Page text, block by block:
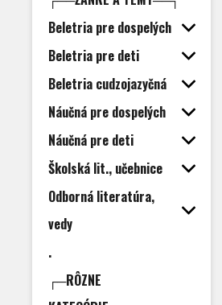
Beletria pre dospelých
Beletria pre deti
Beletria cudzojazyčná
Náučná pre dospelých
Náučná pre deti
Školská lit., učebnice
Odborná literatúra,
vedy
.
┌─RÔZNE